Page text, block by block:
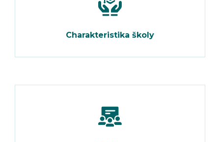
Charakteristika školy